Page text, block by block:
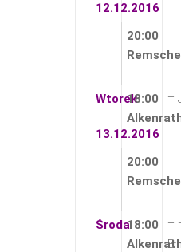
12.12.2016
20:00
Wtorek
13.12.2016
18:00
†
20:00
Środa18:00
†